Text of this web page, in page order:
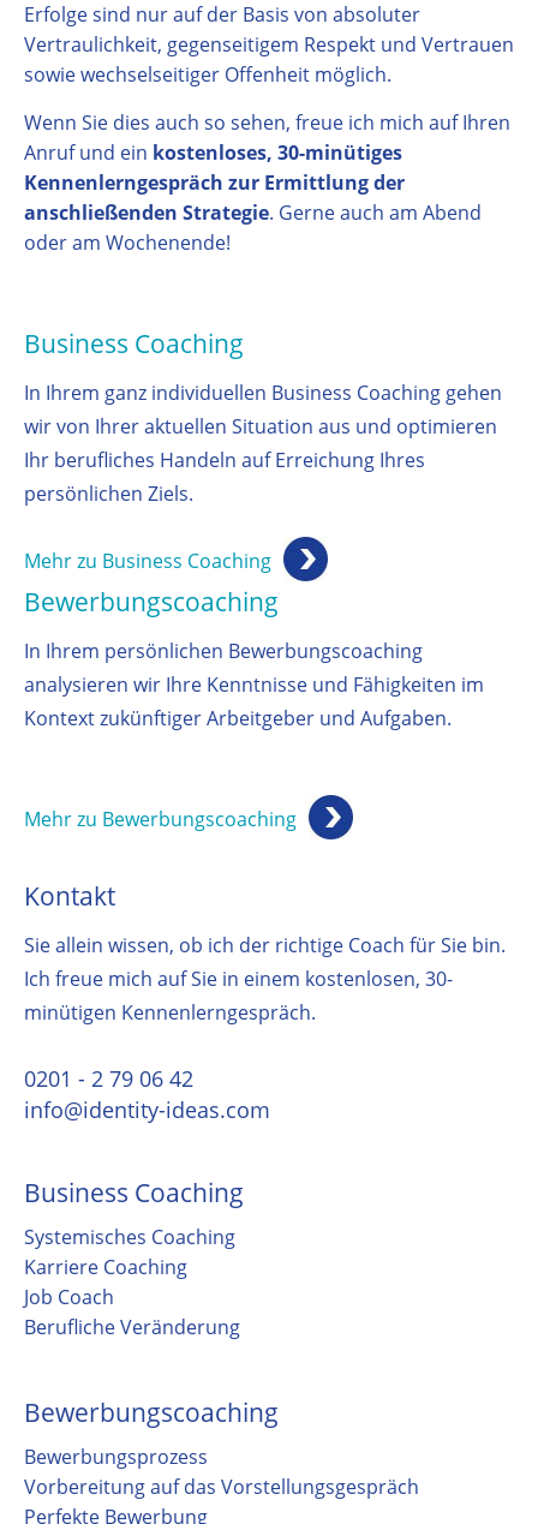
Erfolge sind nur auf der Basis von absoluter
Vertraulichkeit, gegenseitigem Respekt und Vertrauen
sowie wechselseitiger Offenheit möglich.
Wenn Sie dies auch so sehen, freue ich mich auf Ihren
Anruf und ein kostenloses, 30-minütiges
Kennenlerngespräch zur Ermittlung der
anschließenden Strategie. Gerne auch am Abend
oder am Wochenende!
Business Coaching
In Ihrem ganz individuellen Business Coaching gehen
wir von Ihrer aktuellen Situation aus und optimieren
Ihr berufliches Handeln auf Erreichung Ihres
persönlichen Ziels.
Mehr zu Business Coaching
Bewerbungscoaching
In Ihrem persönlichen Bewerbungscoaching
analysieren wir Ihre Kenntnisse und Fähigkeiten im
Kontext zukünftiger Arbeitgeber und Aufgaben.
Mehr zu Bewerbungscoaching
Kontakt
Sie allein wissen, ob ich der richtige Coach für Sie bin.
Ich freue mich auf Sie in einem kostenlosen, 30-
minütigen Kennenlerngespräch.
0201 - 2 79 06 42
info@identity-ideas.com
Business Coaching
Systemisches Coaching
Karriere Coaching
Job Coach
Berufliche Veränderung
Bewerbungscoaching
Bewerbungsprozess
Vorbereitung auf das Vorstellungsgespräch
Perfekte Bewerbung